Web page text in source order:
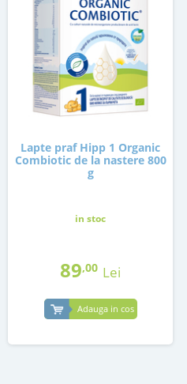
Lapte praf Hipp 1 Organic
Combiotic de la nastere 800
g
in stoc
89,00 Lei
Adauga in cos